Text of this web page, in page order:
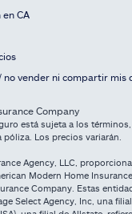
en CA
vender ni compartir mis
Company
está sujeta a los
Los precios variarán.
Agency, LLC,
Modern Home
Company. Estas
Select Agency, Inc, una